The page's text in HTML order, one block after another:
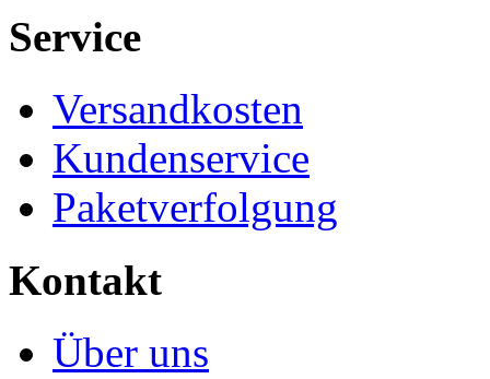
Service
Versandkosten
Kundenservice
Paketverfolgung
Kontakt
Über uns